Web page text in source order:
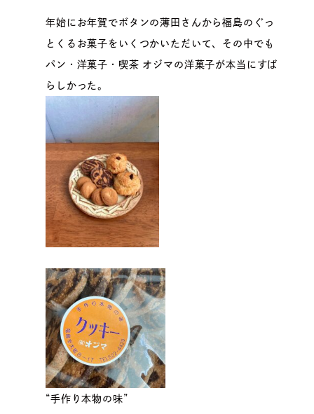
年始にお年賀でボタンの薄田さんから福島のぐっ
とくるお菓子をいくつかいただいて、その中でも
パン・洋菓子・喫茶 オジマの洋菓子が本当にすば
らしかった。
“手作り本物の味”